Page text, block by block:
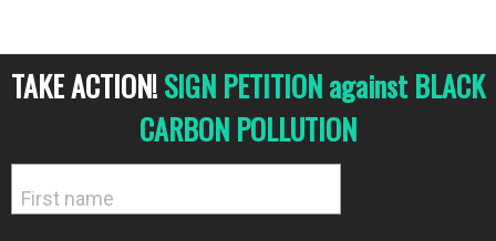
TAKE ACTION!SIGN PETITION against BLACK
CARBON POLLUTION